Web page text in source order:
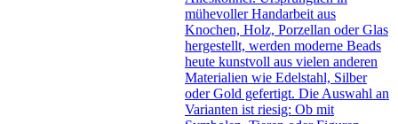
mühevoller Handarbeit aus
Knochen, Holz, Porzellan oder Glas
hergestellt, werden moderne Beads
heute kunstvoll aus vielen anderen
Materialien wie Edelstahl, Silber
oder Gold gefertigt. Die Auswahl an
Varianten ist riesig: Ob mit